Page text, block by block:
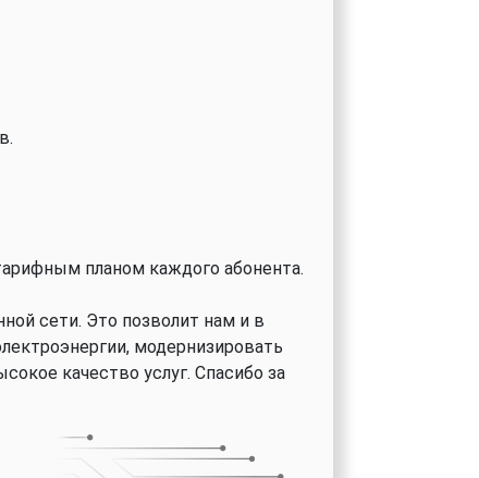
планом каждого абонента.
сети. Это позволит нам и в
модернизировать
качество услуг. Спасибо за